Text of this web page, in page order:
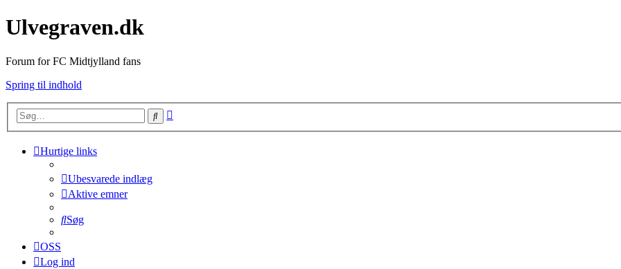
Ulvegraven.dk
Forum for FC Midtjylland fans
Spring til indhold
Søg
Hurtige links
Ubesvarede indlæg
Aktive emner
Søg
OSS
Log ind